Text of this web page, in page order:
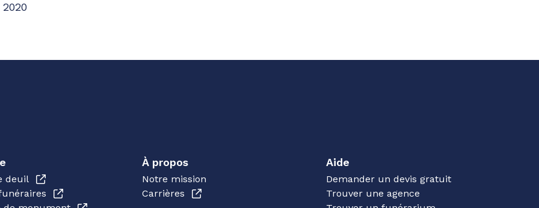
deuil
À propos
Notre mission
Carrières
Aide
Demander un devis gratuit
Trouver une agence